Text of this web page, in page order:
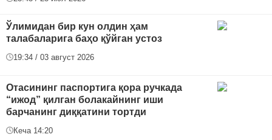
Ўлимидан бир кун олдин ҳам
талабаларига баҳо қўйган устоз
19:34 / 03 август 2026
Отасининг паспортига қора ручкада
“ижод” қилган болакайнинг иши
барчанинг диққатини тортди
Кеча 14:20